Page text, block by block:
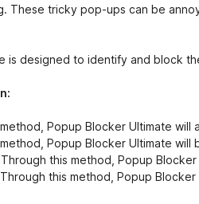
These tricky pop-ups can be
is designed to identify and block
Popup Blocker Ultimate
Popup Blocker Ultimate
Through this method, Popup
Through this method, Popup